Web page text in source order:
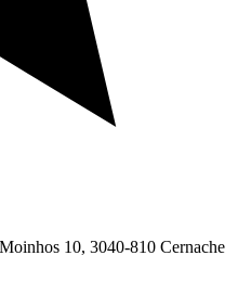
10, 3040-810 Cernache